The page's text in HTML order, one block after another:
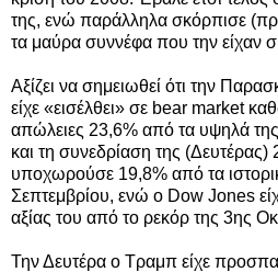
της, ενώ παράλληλα σκόρπισε
τα μαύρα συννέφα που την είχαν
Aξίζει να σημειωθεί ότι την
είχε «εισέλθει» σε bear market
απώλειες 23,6% από τα υψηλά
και τη συνεδρίαση της
υποχωρούσε 19,8% από τα
Σεπτεμβρίου, ενώ ο Dow Jones
αξίας του από το ρεκόρ της 3ης
Την Δευτέρα ο Τραμπ είχε